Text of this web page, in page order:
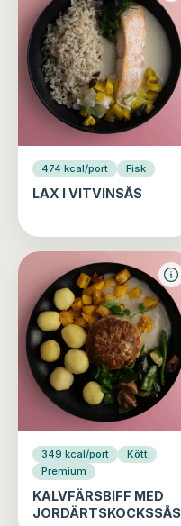
474 kcal/port Fisk
LAX I VITVINSÅS
349 kcal/port
Kött
Premium
KALVFÄRSBIFF MED
JORDÄRTSKOCKSSÅS